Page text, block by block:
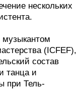
нескольких
музыкантом
(ICFEF),
состав
танца и
при Тель-